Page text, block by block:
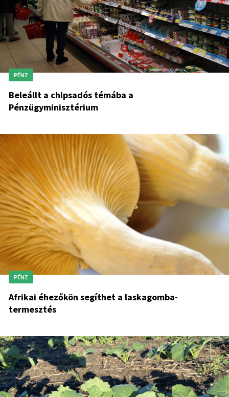
PÉNZ
Beleállt a chipsadós témába a
Pénzügyminisztérium
PÉNZ
Afrikai éhezőkön segíthet a laskagomba-
termesztés